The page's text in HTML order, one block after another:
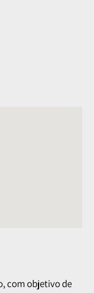
com objetivo de